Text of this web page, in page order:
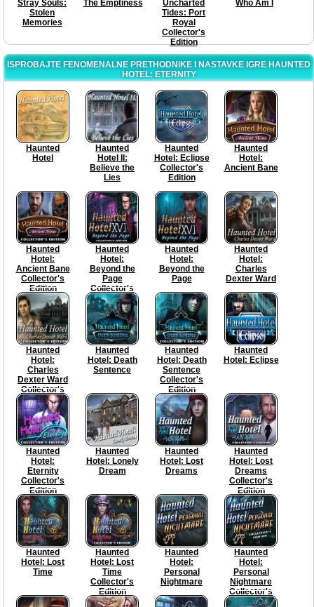
Stray Souls:
Stolen
Memories
The Emptiness
Uncharted
Tides: Port
Royal
Collector's
Edition
Who Am I
ISPROBAJTE FENOMENALNE PRETHODNIKE I NASTAVKE IGRE HAUNTED
HOTEL: ETERNITY
Haunted
Hotel
Haunted
Hotel II:
Believe the
Lies
Haunted
Hotel: Eclipse
Collector's
Edition
Haunted
Hotel:
Ancient Bane
Haunted
Hotel:
Ancient Bane
Collector's
Edition
Haunted
Hotel:
Beyond the
Page
Collector's
Edition
Haunted
Hotel:
Beyond the
Page
Haunted
Hotel:
Charles
Dexter Ward
Haunted
Hotel:
Charles
Dexter Ward
Collector's
Edition
Haunted
Hotel: Death
Sentence
Haunted
Hotel: Death
Sentence
Collector's
Edition
Haunted
Hotel: Eclipse
Haunted
Hotel:
Eternity
Collector's
Edition
Haunted
Hotel: Lonely
Dream
Haunted
Hotel: Lost
Dreams
Haunted
Hotel: Lost
Dreams
Collector's
Edition
Haunted
Hotel: Lost
Time
Haunted
Hotel: Lost
Time
Collector's
Edition
Haunted
Hotel:
Personal
Nightmare
Haunted
Hotel:
Personal
Nightmare
Collector's
Edition